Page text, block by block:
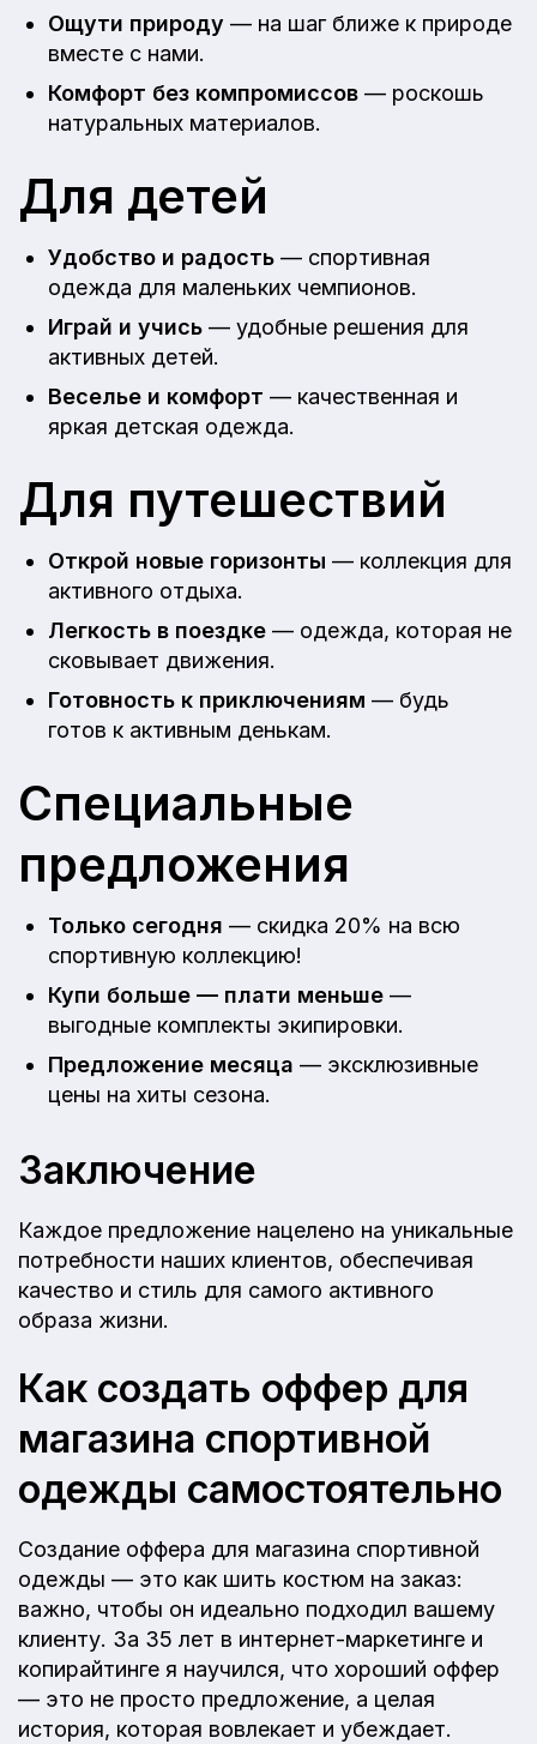
Ощути природу — на шаг ближе к природе
вместе с нами.
Комфорт без компромиссов — роскошь
натуральных материалов.
Для детей
Удобство и радость — спортивная
одежда для маленьких чемпионов.
Играй и учись — удобные решения для
активных детей.
Веселье и комфорт — качественная и
яркая детская одежда.
Для путешествий
Открой новые горизонты — коллекция для
активного отдыха.
Легкость в поездке — одежда, которая не
сковывает движения.
Готовность к приключениям — будь
готов к активным денькам.
Специальные
предложения
Только сегодня — скидка 20% на всю
спортивную коллекцию!
Купи больше — плати меньше —
выгодные комплекты экипировки.
Предложение месяца — эксклюзивные
цены на хиты сезона.
Заключение
Каждое предложение нацелено на уникальные
потребности наших клиентов, обеспечивая
качество и стиль для самого активного
образа жизни.
Как создать оффер для
магазина спортивной
одежды самостоятельно
Создание оффера для магазина спортивной
одежды — это как шить костюм на заказ:
важно, чтобы он идеально подходил вашему
клиенту. За 35 лет в интернет-маркетинге и
копирайтинге я научился, что хороший оффер
— это не просто предложение, а целая
история, которая вовлекает и убеждает.